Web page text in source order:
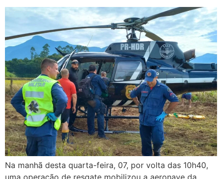
Na manhã desta quarta-feira, 07, por volta das 10h40,